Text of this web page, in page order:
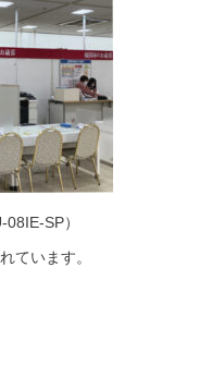
SP）
ています。